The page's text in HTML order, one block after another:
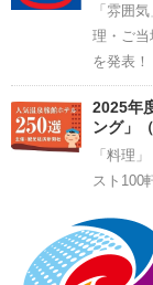
「雰囲
理・ご
を発表！
2025年
ング」
「料理
スト100